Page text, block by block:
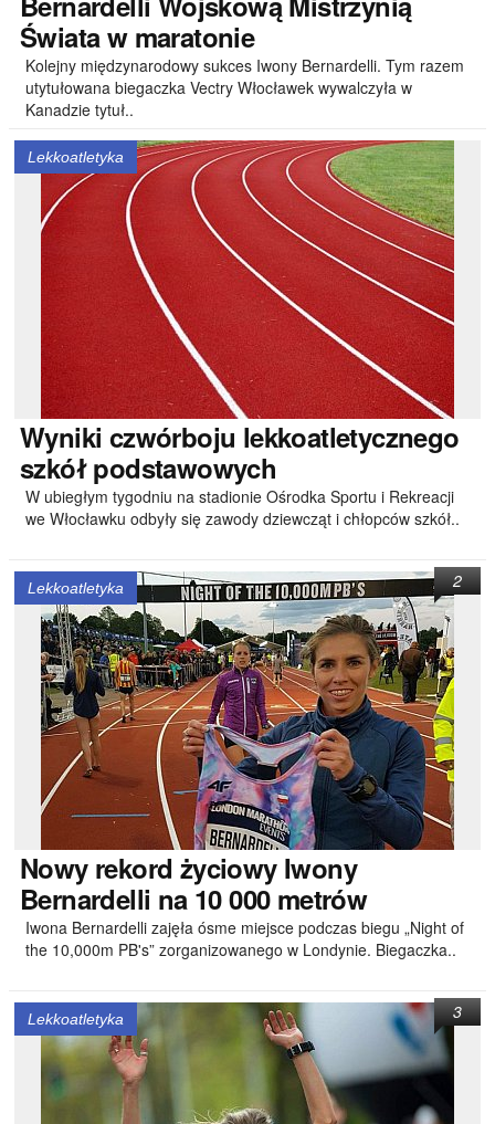
Świata w maratonie
Kolejny międzynarodowy sukces Iwony Bernardelli. Tym razem
utytułowana biegaczka Vectry Włocławek wywalczyła w
Kanadzie tytuł..
Lekkoatletyka
Wyniki czwórboju lekkoatletycznego
szkół podstawowych
W ubiegłym tygodniu na stadionie Ośrodka Sportu i Rekreacji
we Włocławku odbyły się zawody dziewcząt i chłopców szkół..
Lekkoatletyka
Nowyrekord życiowy Iwony
Bernardelli na 10 000 metrów
Iwona Bernardelli zajęła ósme miejsce podczas biegu „Night of
the 10,000m PB's” zorganizowanego w Londynie. Biegaczka..
2
Lekkoatletyka 3